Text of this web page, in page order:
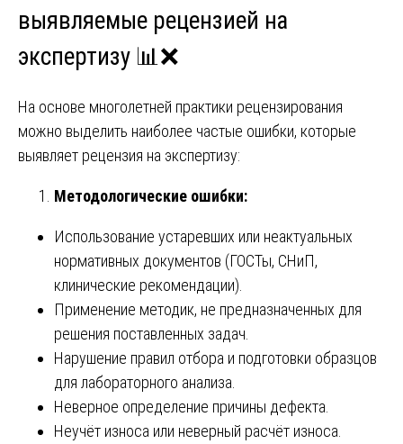
выявляемые рецензией на
экспертизу 📊❌
На основе многолетней практики рецензирования
можно выделить наиболее частые ошибки, которые
выявляет рецензия на экспертизу:
Методологические ошибки:
Использование устаревших или неактуальных
нормативных документов (ГОСТы, СНиП,
клинические рекомендации).
Применение методик, не предназначенных для
решения поставленных задач.
Нарушение правил отбора и подготовки образцов
для лабораторного анализа.
Неверное определение причины дефекта.
Неучёт износа или неверный расчёт износа.